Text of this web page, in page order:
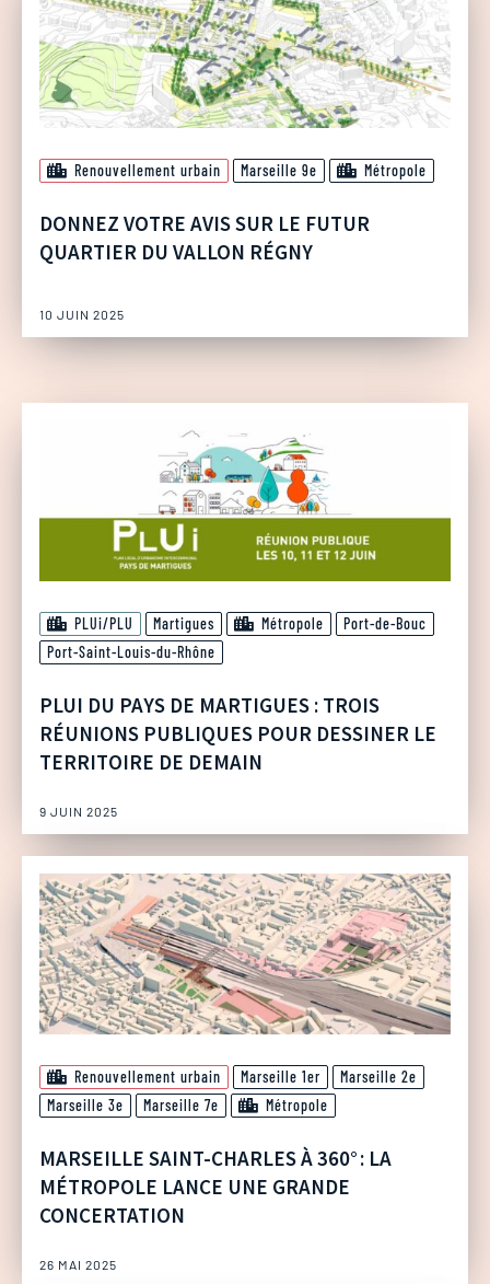
Renouvellement urbain Marseille 9e Métropole
DONNEZ VOTRE AVIS SUR LE FUTUR
QUARTIER DU VALLON RÉGNY
10 JUIN 2025
PLUi/PLU Martigues Métropole
Port-de-Bouc
Port-Saint-Louis-du-Rhône
PLUI DU PAYS DE MARTIGUES : TROIS
RÉUNIONS PUBLIQUES POUR DESSINER LE
TERRITOIRE DE DEMAIN
9 JUIN 2025
Renouvellement urbain Marseille 1er
Marseille 2e
Marseille 3e
Marseille 7e Métropole
MARSEILLE SAINT-CHARLES À 360° : LA
MÉTROPOLE LANCE UNE GRANDE
CONCERTATION
26 MAI 2025